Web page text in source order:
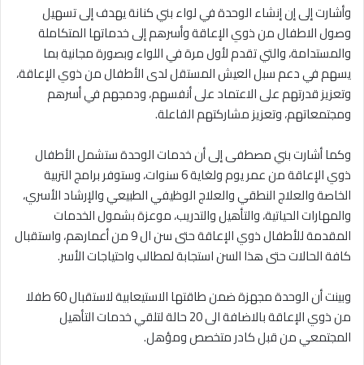
وأشارت إلى إن إنشاء الوحدة في لواء بني كنانة يهدف إلى تسهيل
وصول الاطفال من ذوي الإعاقة وأسرهم إلى خدماتها المتكاملة
والمستدامة، والتي تقدم لأول مرة في اللواء وبصورة مجانية بما
يسهم في دعم سبل العيش المستقل لدى الأطفال من ذوي الإعاقة،
وتعزيز قدرتهم على الاعتماد على أنفسهم، ودمجهم في أسرهم
ومجتمعاتهم، وتعزيز مشاركتهم الفاعلة.
وكما أشارت بني مصطفى إلى أن خدمات الوحدة ستشمل الأطفال
ذوي الإعاقة من عمر يوم ولغاية 6 سنوات، وستوفر برامج التربية
الخاصة والعلاج النطقي والعلاج الوظيفي الطبيعي والإرشاد الأسري،
والمهارات الحياتية، والتأهيل والتدريب، موعزة بشمول الخدمات
المقدمة للأطفال ذوي الإعاقة حتى سن ال 9 من أعمارهم، واستقبال
كافة الحالات حتى هذا السن استجابة لمطالب واحتياجات الأسر.
وبينت أن الوحدة مجهزة ضمن طاقتها الاستيعابية لاستقبال 60 طفلا
من ذوي الإعاقة بالاضافة الى 20 حالة لتلقي خدمات التأهيل
المجتمعي من قبل كادر متخصص ومؤهل.